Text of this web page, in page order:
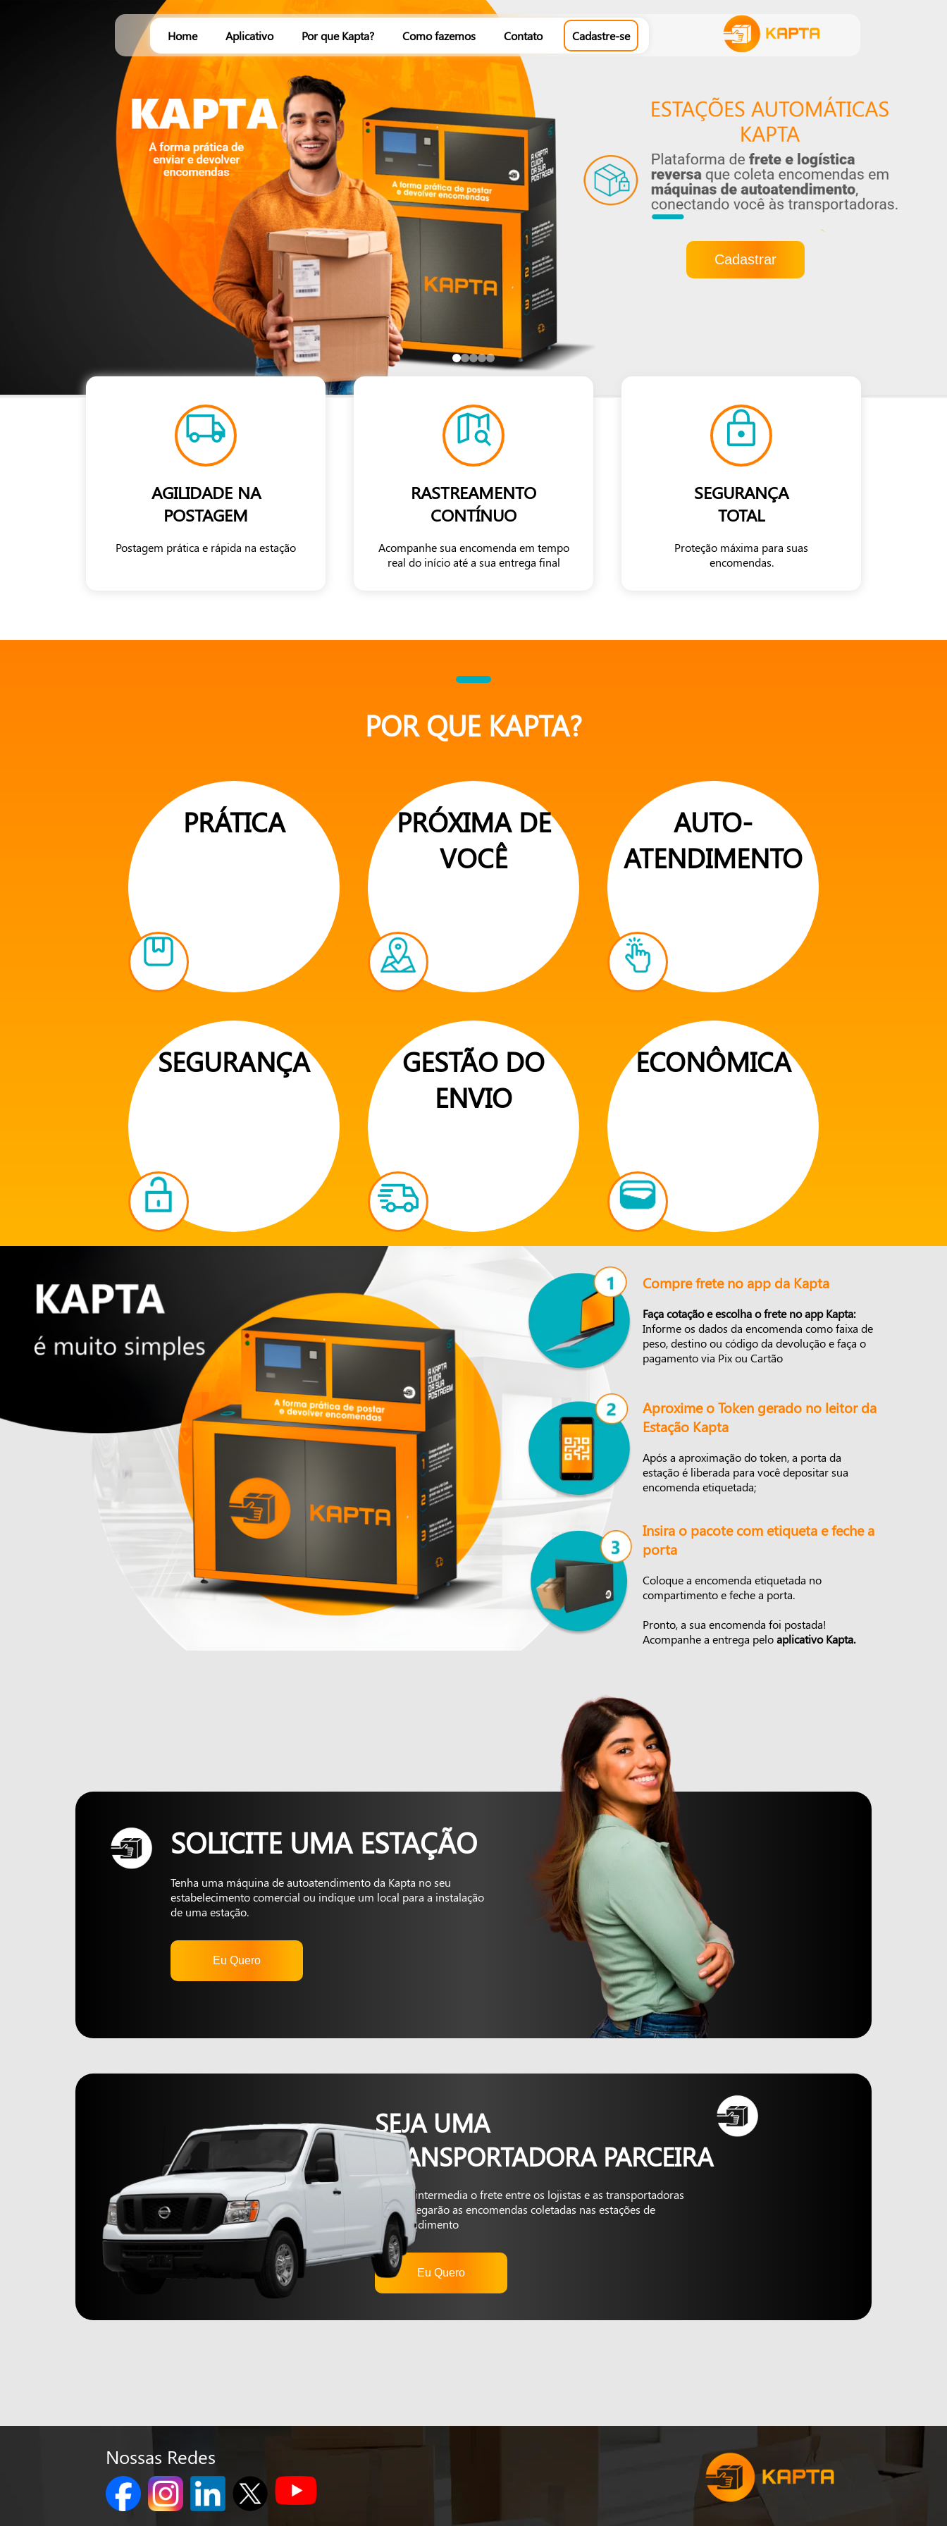
Home Aplicativo Por que Kapta? Como fazemos Contato Cadastre-se
Cadastrar
AGILIDADE NA
POSTAGEM
Postagem prática e rápida na estação
RASTREAMENTO
CONTÍNUO
Acompanhe sua encomenda em tempo
real do início até a sua entrega final
SEGURANÇA
TOTAL
Proteção máxima para suas
encomendas.
POR QUE KAPTA?
PRÁTICA
PRÓXIMA DE
VOCÊ
AUTO-
ATENDIMENTO
SEGURANÇA
GESTÃO DO
ENVIO
ECONÔMICA
Compre frete no app da Kapta
Faça cotação e escolha o frete no app Kapta:
Informe os dados da encomenda como faixa de
peso, destino ou código da devolução e faça o
pagamento via Pix ou Cartão
Aproxime o Token gerado no leitor da
Estação Kapta
Após a aproximação do token, a porta da
estação é liberada para você depositar sua
encomenda etiquetada;
Insira o pacote com etiqueta e feche a
porta
Coloque a encomenda etiquetada no
compartimento e feche a porta.
Pronto, a sua encomenda foi postada!
Acompanhe a entrega peloaplicativo Kapta.
SOLICITE UMA ESTAÇÃO
Tenha uma máquina de autoatendimento da Kapta no seu
estabelecimento comercial ou indique um local para a instalação
de uma estação.
Eu Quero
SEJA UMA
TRANSPORTADORA PARCEIRA
A Kapta intermedia o frete entre os lojistas e as transportadoras
que entregarão as encomendas coletadas nas estações de
autoatendimento
Eu Quero
Nossas Redes